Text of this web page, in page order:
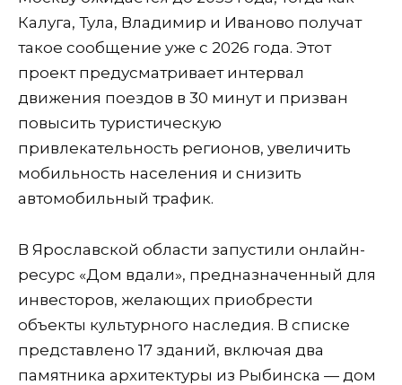
Калуга, Тула, Владимир и Иваново получат
такое сообщение уже с 2026 года. Этот
проект предусматривает интервал
движения поездов в 30 минут и призван
повысить туристическую
привлекательность регионов, увеличить
мобильность населения и снизить
автомобильный трафик.
В Ярославской области запустили онлайн-
ресурс «Дом вдали», предназначенный для
инвесторов, желающих приобрести
объекты культурного наследия. В списке
представлено 17 зданий, включая два
памятника архитектуры из Рыбинска — дом